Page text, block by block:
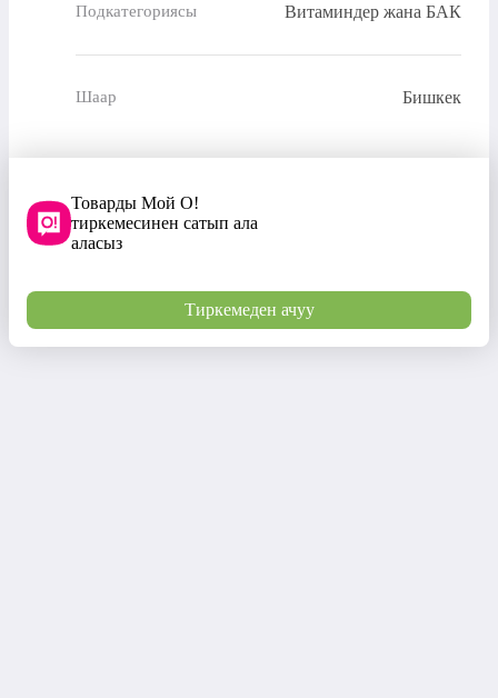
Подкатегориясы Витаминдер жана БАК
Шаар Бишкек
Товарды Мой О!
тиркемесинен сатып ала
аласыз
Тиркемеден ачуу